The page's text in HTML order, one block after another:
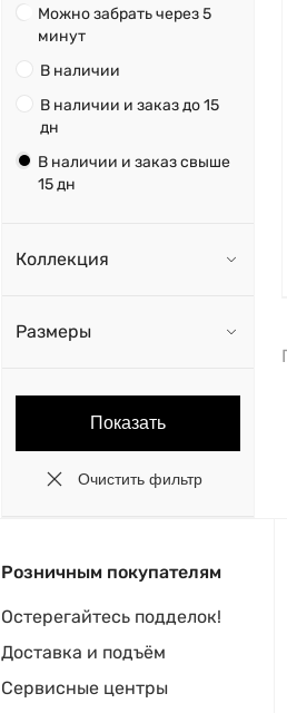
Можно забрать через 5
минут
В наличии
В наличии и заказ до 15
дн
В наличии и заказ свыше
15 дн
Коллекция
Размеры
Розничным покупателям
Остерегайтесь подделок!
Доставка и подъём
Сервисные центры